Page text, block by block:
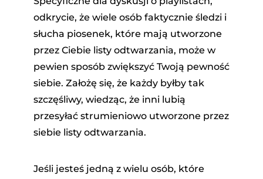
odkrycie, że wiele osób faktycznie śledzi i
słucha piosenek, które mają utworzone
przez Ciebie listy odtwarzania, może w
pewien sposób zwiększyć Twoją pewność
siebie. Założę się, że każdy byłby tak
szczęśliwy, wiedząc, że inni lubią
przesyłać strumieniowo utworzone przez
siebie listy odtwarzania.
Jeśli jesteś jedną z wielu osób, które